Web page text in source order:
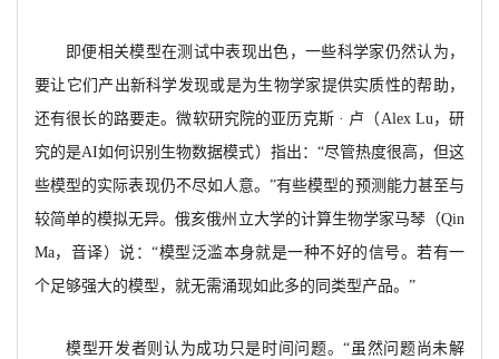
即便相关模型在测试中表现出色，一些科学家仍然认为，
要让它们产出新科学发现或是为生物学家提供实质性的帮助，
还有很长的路要走。微软研究院的亚历克斯 · 卢（Alex Lu，研
究的是AI如何识别生物数据模式）指出：“尽管热度很高，但这
些模型的实际表现仍不尽如人意。”有些模型的预测能力甚至与
较简单的模拟无异。俄亥俄州立大学的计算生物学家马琴（Qin
Ma，音译）说：“模型泛滥本身就是一种不好的信号。若有一
个足够强大的模型，就无需涌现如此多的同类型产品。”
模型开发者则认为成功只是时间问题。“虽然问题尚未解